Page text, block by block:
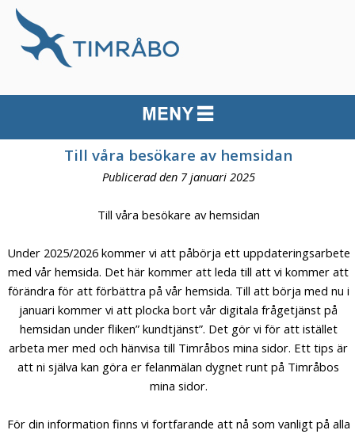
Till våra besökare av hemsidan
Publicerad den 7 januari 2025
Till våra besökare av hemsidan
Under 2025/2026 kommer vi att påbörja ett uppdateringsarbete
med vår hemsida. Det här kommer att leda till att vi kommer att
förändra för att förbättra på vår hemsida. Till att börja med nu i
januari kommer vi att plocka bort vår digitala frågetjänst på
hemsidan under fliken” kundtjänst”. Det gör vi för att istället
arbeta mer med och hänvisa till Timråbos mina sidor. Ett tips är
att ni själva kan göra er felanmälan dygnet runt på Timråbos
mina sidor.
För din information finns vi fortfarande att nå som vanligt på alla